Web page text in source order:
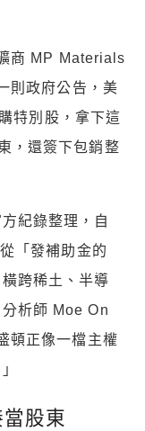
商 MP Materials
則政府公告，美
特別股，拿下這
，還簽下包銷整
紀錄整理，自
「發補助金的
跨稀土、半導
析師 Moe On
頓正像一檔主權
股東